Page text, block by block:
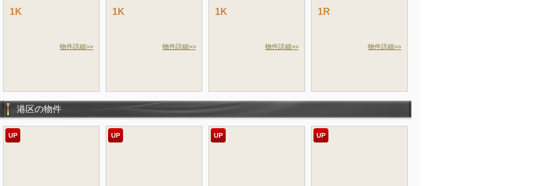
1K
物件詳細>>
1K
物件詳細>>
1K
物件詳細>>
1R
物件詳細>>
港区の物件
UP UP UP UP